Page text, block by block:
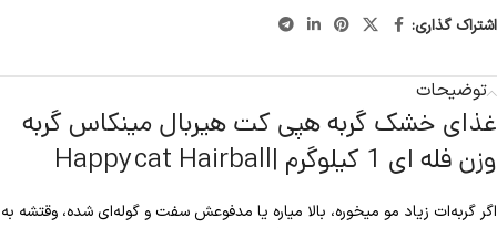
اشتراک گذاری:
توضیحات
غذای خشک گربه هپی کت هیربال مینکاس گربه
وزن فله ای 1 کیلوگرم |Happycat Hairball
اگر گربه‌ات زیاد مو میخوره، بالا میاره یا مدفوعش سفت و گوله‌ای شده، وقتشه به